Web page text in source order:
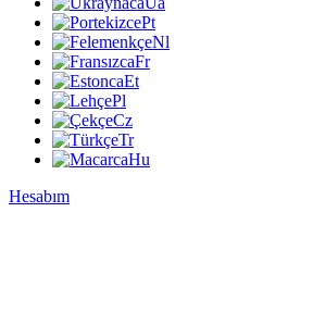
Pt
Nl
Fr
Et
Pl
Cz
Tr
Hu
Hesabım